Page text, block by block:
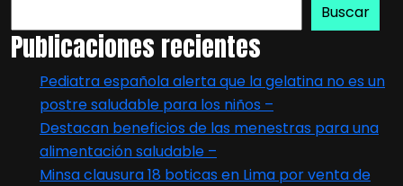
Buscar
Publicaciones recientes
Pediatra española alerta que la gelatina no es un
postre saludable para los niños –
Destacan beneficios de las menestras para una
alimentación saludable –
Minsa clausura 18 boticas en Lima por venta de